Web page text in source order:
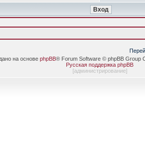
на основе phpBB® Forum Software © phpBB Group
Русская поддержка phpBB
[администрирование]